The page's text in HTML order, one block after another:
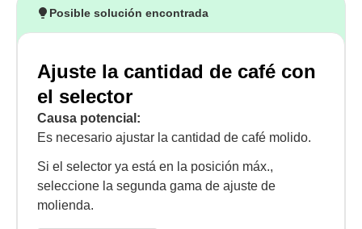
Posible solución encontrada
Ajuste la cantidad de café con
el selector
Causa potencial:
Es necesario ajustar la cantidad de café molido.
Si el selector ya está en la posición máx.,
seleccione la segunda gama de ajuste de
molienda.